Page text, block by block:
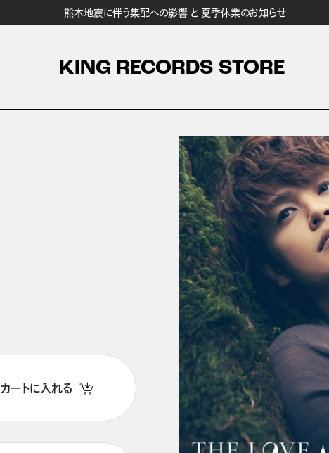
熊本地震に伴う集配への影響 と 夏季休業のお知らせ
KING RECORDS STORE
カートに入れる